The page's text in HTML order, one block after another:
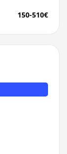
150-510€